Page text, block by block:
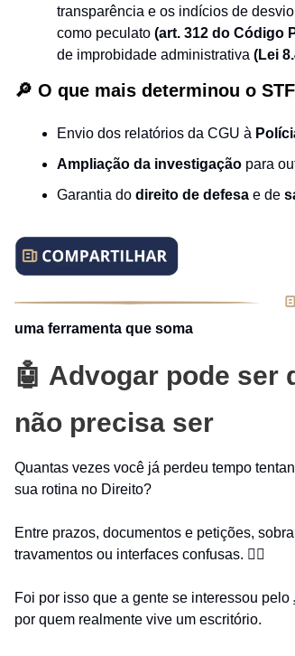
transparência e os indícios de
como peculato (art. 312 do Código
de improbidade administrativa (Lei
🔎 O que mais determinou o
Envio dos relatórios da CGU à
Ampliação da investigação para
Garantia do direito de defesa e de
uma ferramenta que soma
🤖 Advogar pode ser
não precisa ser
Quantas vezes você já perdeu tempo
sua rotina no Direito?
Entre prazos, documentos e petições,
travamentos ou interfaces confusas. 😵‍💫
Foi por isso que a gente se interessou pelo
por quem realmente vive um escritório.